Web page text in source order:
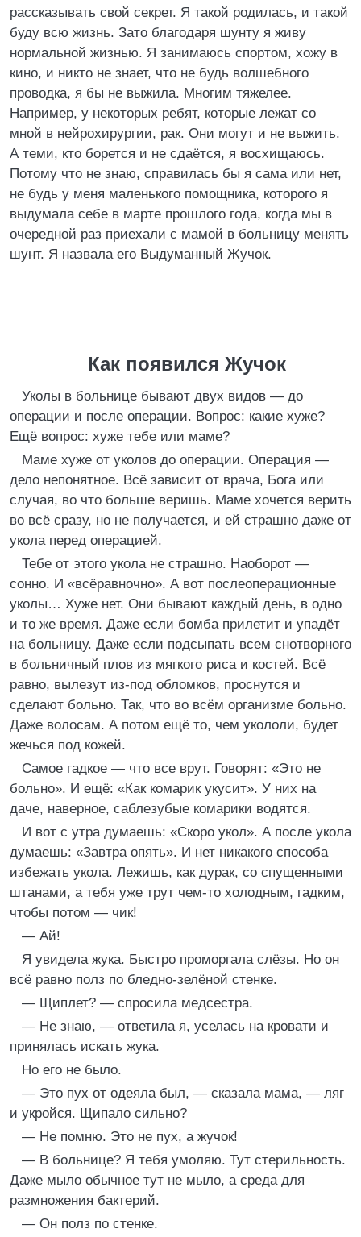
рассказывать свой секрет. Я такой родилась, и такой
буду всю жизнь. Зато благодаря шунту я живу
нормальной жизнью. Я занимаюсь спортом, хожу в
кино, и никто не знает, что не будь волшебного
проводка, я бы не выжила. Многим тяжелее.
Например, у некоторых ребят, которые лежат со
мной в нейрохирургии, рак. Они могут и не выжить.
А теми, кто борется и не сдаётся, я восхищаюсь.
Потому что не знаю, справилась бы я сама или нет,
не будь у меня маленького помощника, которого я
выдумала себе в марте прошлого года, когда мы в
очередной раз приехали с мамой в больницу менять
шунт. Я назвала его Выдуманный Жучок.
Как появился Жучок
Уколы в больнице бывают двух видов — до
операции и после операции. Вопрос: какие хуже?
Ещё вопрос: хуже тебе или маме?
Маме хуже от уколов до операции. Операция —
дело непонятное. Всё зависит от врача, Бога или
случая, во что больше веришь. Маме хочется верить
во всё сразу, но не получается, и ей страшно даже от
укола перед операцией.
Тебе от этого укола не страшно. Наоборот —
сонно. И «всёравночно». А вот послеоперационные
уколы… Хуже нет. Они бывают каждый день, в одно
и то же время. Даже если бомба прилетит и упадёт
на больницу. Даже если подсыпать всем снотворного
в больничный плов из мягкого риса и костей. Всё
равно, вылезут из-под обломков, проснутся и
сделают больно. Так, что во всём организме больно.
Даже волосам. А потом ещё то, чем укололи, будет
жечься под кожей.
Самое гадкое — что все врут. Говорят: «Это не
больно». И ещё: «Как комарик укусит». У них на
даче, наверное, саблезубые комарики водятся.
И вот с утра думаешь: «Скоро укол». А после укола
думаешь: «Завтра опять». И нет никакого способа
избежать укола. Лежишь, как дурак, со спущенными
штанами, а тебя уже трут чем-то холодным, гадким,
чтобы потом — чик!
— Ай!
Я увидела жука. Быстро проморгала слёзы. Но он
всё равно полз по бледно-зелёной стенке.
— Щиплет? — спросила медсестра.
— Не знаю, — ответила я, уселась на кровати и
принялась искать жука.
Но его не было.
— Это пух от одеяла был, — сказала мама, — ляг
и укройся. Щипало сильно?
— Не помню. Это не пух, а жучок!
— В больнице? Я тебя умоляю. Тут стерильность.
Даже мыло обычное тут не мыло, а среда для
размножения бактерий.
— Он полз по стенке.